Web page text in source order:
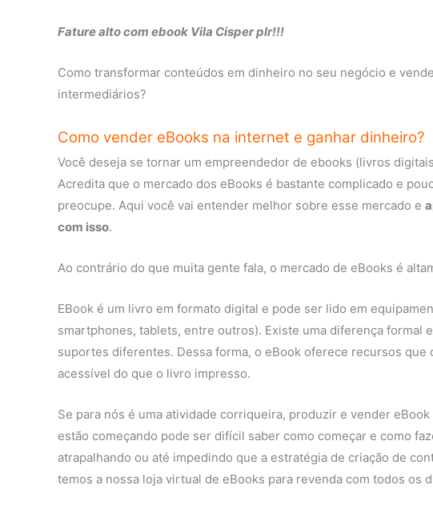
Fature alto com ebook Vila Cisper plr!!!
Como transformar conteúdos em dinheiro no seu negócio e
intermediários?
Como vender eBooks na internet e ganhar dinheiro?
Você deseja se tornar um empreendedor de ebooks (livros
Acredita que o mercado dos eBooks é bastante complicado e
preocupe. Aqui você vai entender melhor sobre esse mercado e
com isso.
Ao contrário do que muita gente fala, o mercado de eBooks é
EBook é um livro em formato digital e pode ser lido em
smartphones, tablets, entre outros). Existe uma diferença formal
suportes diferentes. Dessa forma, o eBook oferece recursos
acessível do que o livro impresso.
Se para nós é uma atividade corriqueira, produzir e vender
estão começando pode ser difícil saber como começar e como
atrapalhando ou até impedindo que a estratégia de criação de
temos a nossa loja virtual de eBooks para revenda com todos os